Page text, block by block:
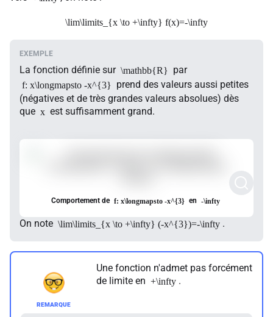
\lim\limits_{x \to +\infty} f(x)=-\infty
La fonction définie sur \mathbb{R} par
f: x\longmapsto -x^{3} prend des valeurs aussi petites
(négatives et de très grandes valeurs absolues) dès
que x est suffisamment grand.
Comportement de f: x\longmapsto -x^{3} en -\infty
On note \lim\limits_{x \to +\infty} (-x^{3})=-\infty .
Une fonction n'admet pas forcément
de limite en +\infty .